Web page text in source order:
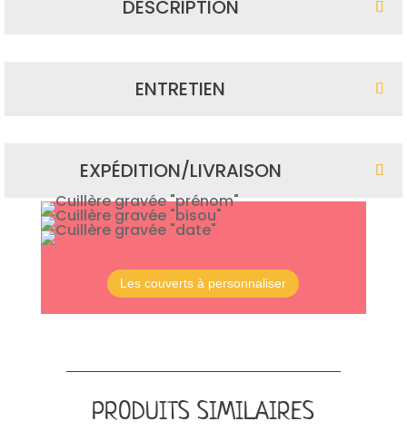
DESCRIPTION
ENTRETIEN
EXPÉDITION/LIVRAISON
Les couverts à personnaliser
PRODUITS SIMILAIRES